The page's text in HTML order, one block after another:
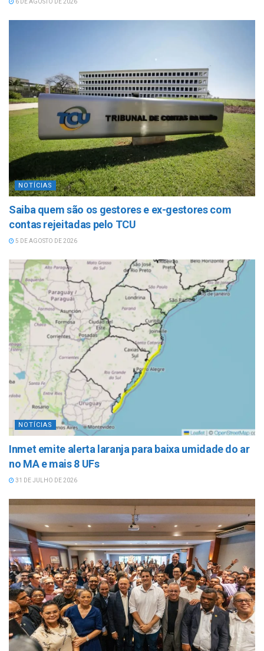
6 DE AGOSTO DE 2026
NOTÍCIAS
Saiba quem são os gestores e ex-gestores com
contas rejeitadas pelo TCU
5 DE AGOSTO DE 2026
NOTÍCIAS
Inmet emite alerta laranja para baixa umidade do ar
no MA e mais 8 UFs
31 DE JULHO DE 2026